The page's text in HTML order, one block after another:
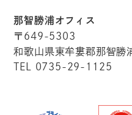
那智勝浦オフィス
〒649-5303
和歌山県東牟婁郡那智勝
TEL 0735-29-1125